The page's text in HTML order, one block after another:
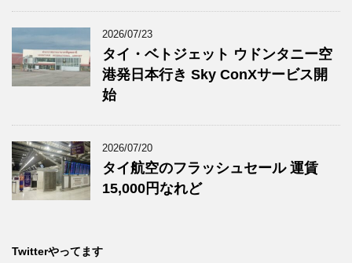
2026/07/23
タイ・ベトジェット ウドンタニー空
港発日本行き Sky ConXサービス開
始
2026/07/20
タイ航空のフラッシュセール 運賃
15,000円なれど
Twitterやってます